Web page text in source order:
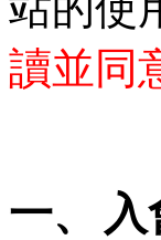
讀並同
一、 入